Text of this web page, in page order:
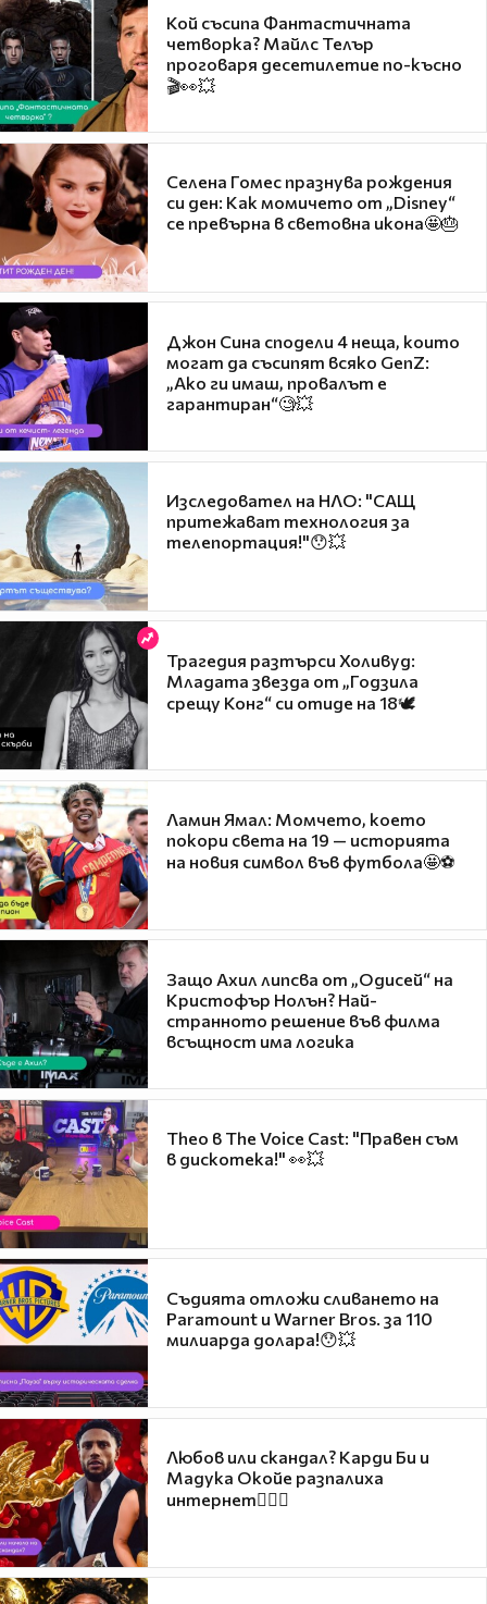
Кой съсипа Фантастичната
четворка? Майлс Телър
проговаря десетилетие по-късно
🎬👀💥
Селена Гомес празнува рождения
си ден: Как момичето от „Disney“
се превърна в световна икона🤩🎂
Джон Сина сподели 4 неща, които
могат да съсипят всяко GenZ:
„Ако ги имаш, провалът е
гарантиран“🧐💥
Изследовател на НЛО: "САЩ
притежават технология за
телепортация!"😯💥
Трагедия разтърси Холивуд:
Младата звезда от „Годзила
срещу Конг“ си отиде на 18🕊️
Ламин Ямал: Момчето, което
покори света на 19 — историята
на новия символ във футбола🤩⚽
Защо Ахил липсва от „Одисей“ на
Кристофър Нолън? Най-
странното решение във филма
всъщност има логика
Theo в The Voice Cast: "Правен съм
в дискотека!" 👀💥
Съдията отложи сливането на
Paramount и Warner Bros. за 110
милиарда долара!😯💥
Любов или скандал? Карди Би и
Мадука Окойе разпалиха
интернет❤️‍🔥🔥